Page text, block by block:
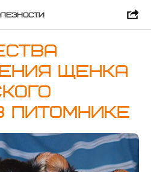
щенка
питомнике